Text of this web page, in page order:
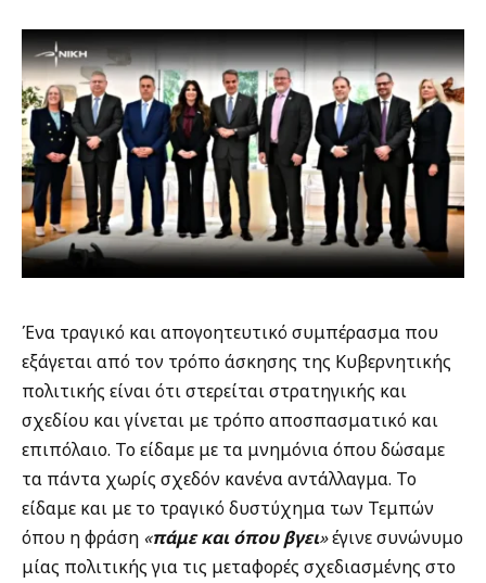
Ένα τραγικό και απογοητευτικό συμπέρασμα που
εξάγεται από τον τρόπο άσκησης της Κυβερνητικής
πολιτικής είναι ότι στερείται στρατηγικής και
σχεδίου και γίνεται με τρόπο αποσπασματικό και
επιπόλαιο. Το είδαμε με τα μνημόνια όπου δώσαμε
τα πάντα χωρίς σχεδόν κανένα αντάλλαγμα. Το
είδαμε και με το τραγικό δυστύχημα των Τεμπών
όπου η φράση «πάμε και όπου βγει»έγινε συνώνυμο
μίας πολιτικής για τις μεταφορές σχεδιασμένης στο